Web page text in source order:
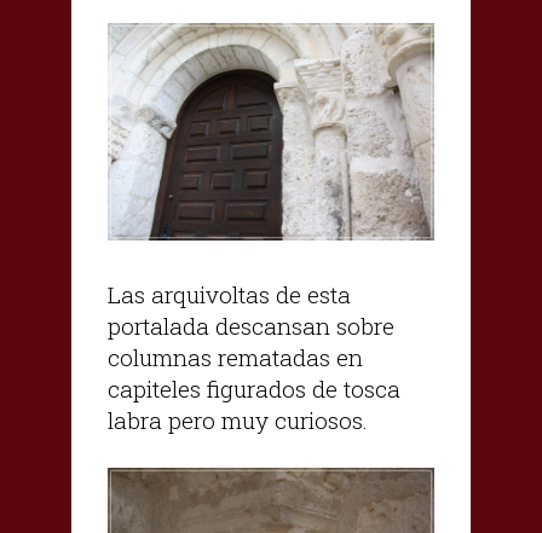
Las arquivoltas de esta
portalada descansan sobre
columnas rematadas en
capiteles figurados de tosca
labra pero muy curiosos.